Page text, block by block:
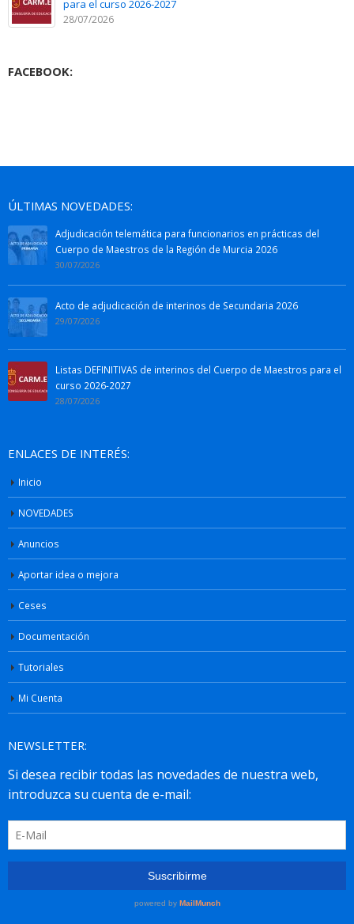
para el curso 2026-2027
28/07/2026
FACEBOOK:
ÚLTIMAS NOVEDADES:
Adjudicación telemática para funcionarios en prácticas del
Cuerpo de Maestros de la Región de Murcia 2026
30/07/2026
Acto de adjudicación de interinos de Secundaria 2026
29/07/2026
Listas DEFINITIVAS de interinos del Cuerpo de Maestros para el
curso 2026-2027
28/07/2026
ENLACES DE INTERÉS:
Inicio
NOVEDADES
Anuncios
Aportar idea o mejora
Ceses
Documentación
Tutoriales
Mi Cuenta
NEWSLETTER: